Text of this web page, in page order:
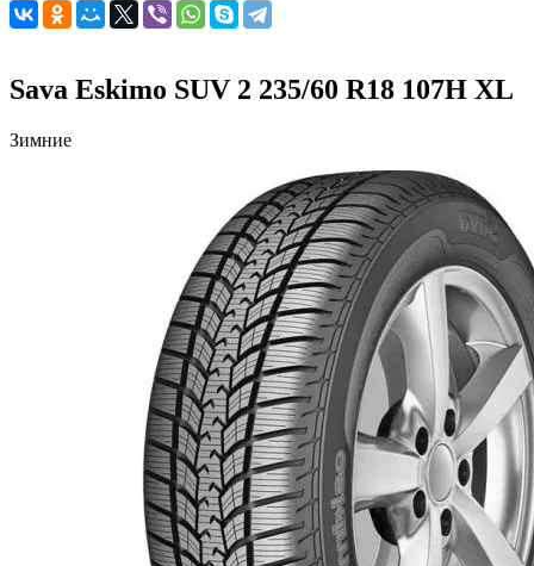
Sava Eskimo SUV 2 235/60 R18 107H XL
Зимние